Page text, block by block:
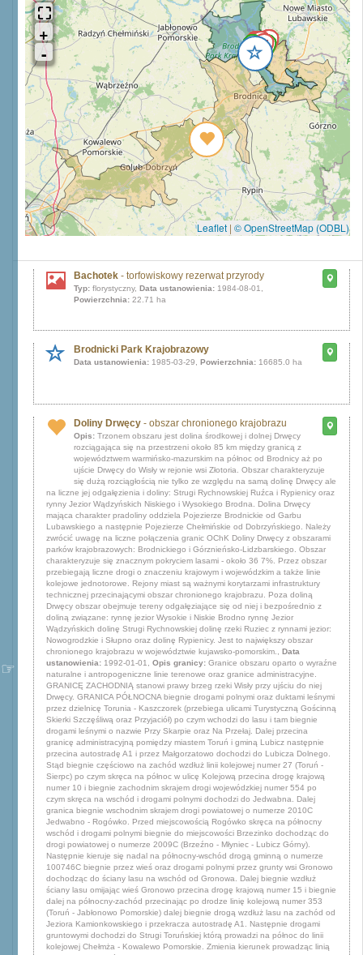
Leaflet | © OpenStreetMap (ODBL)
Bachotek - torfowiskowy rezerwat przyrody
Typ: florystyczny, Data ustanowienia: 1984-08-01,
Powierzchnia: 22.71 ha
Brodnicki Park Krajobrazowy
Data ustanowienia: 1985-03-29, Powierzchnia: 16685.0 ha
Doliny Drwęcy - obszar chronionego krajobrazu
Opis: Trzonem obszaru jest dolina środkowej i dolnej Drwęcy
rozciągająca się na przestrzeni około 85 km między granicą z
województwem warmińsko-mazurskim na północ od Brodnicy aż po
ujście Drwęcy do Wisły w rejonie wsi Złotoria. Obszar charakteryzuje
się dużą rozciągłością nie tylko ze względu na samą dolinę Drwęcy ale
na liczne jej odgałęzienia i doliny: Strugi Rychnowskiej Ruźca i Rypienicy oraz
rynny Jezior Wądzyńskich Niskiego i Wysokiego Brodna. Dolina Drwęcy
mająca charakter pradoliny oddziela Pojezierze Brodnickie od Garbu
Lubawskiego a następnie Pojezierze Chełmińskie od Dobrzyńskiego. Należy
zwrócić uwagę na liczne połączenia granic OChK Doliny Drwęcy z obszarami
parków krajobrazowych: Brodnickiego i Górznieńsko-Lidzbarskiego. Obszar
charakteryzuje się znacznym pokryciem lasami - około 36 7%. Przez obszar
przebiegają liczne drogi o znaczeniu krajowym i wojewódzkim a także linie
kolejowe jednotorowe. Rejony miast są ważnymi korytarzami infrastruktury
technicznej przecinającymi obszar chronionego krajobrazu. Poza doliną
Drwęcy obszar obejmuje tereny odgałęziające się od niej i bezpośrednio z
doliną związane: rynnę jezior Wysokie i Niskie Brodno rynnę Jezior
Wądzyńskich dolinę Strugi Rychnowskiej dolinę rzeki Ruziec z rynnami jezior:
Nowogrodzkie i Słupno oraz dolinę Rypienicy. Jest to największy obszar
chronionego krajobrazu w województwie kujawsko-pomorskim., Data
ustanowienia: 1992-01-01, Opis granicy: Granice obszaru oparto o wyraźne naturalne i antropogeniczne linie terenowe oraz granice administracyjne. GRANICĘ ZACHODNIĄ stanowi prawy brzeg rzeki Wisły przy ujściu do niej Drwęcy. GRANICA PÓŁNOCNA biegnie drogami polnymi oraz duktami leśnymi przez dzielnicę Torunia - Kaszczorek (przebiega ulicami Turystyczną Gościnną Skierki Szczęśliwą oraz Przyjaciół) po czym wchodzi do lasu i tam biegnie drogami leśnymi o nazwie Przy Skarpie oraz Na Przełaj. Dalej przecina granicę administracyjną pomiędzy miastem Toruń i gminą Lubicz następnie przecina autostradę A1 i przez Małgorzatowo dochodzi do Lubicza Dolnego. Stąd biegnie częściowo na zachód wzdłuż linii kolejowej numer 27 (Toruń - Sierpc) po czym skręca na północ w ulicę Kolejową przecina drogę krajową numer 10 i biegnie zachodnim skrajem drogi wojewódzkiej numer 554 po czym skręca na wschód i drogami polnymi dochodzi do Jedwabna. Dalej granica biegnie wschodnim skrajem drogi powiatowej o numerze 2010C Jedwabno - Rogówko. Przed miejscowością Rogówko skręca na północny wschód i drogami polnymi biegnie do miejscowości Brzezinko dochodząc do drogi powiatowej o numerze 2009C (Brzeźno - Młyniec - Lubicz Górny). Następnie kieruje się nadal na północny-wschód drogą gminną o numerze 100746C biegnie przez wieś oraz drogami polnymi przez grunty wsi Gronowo dochodząc do ściany lasu na wschód od Gronowa. Dalej biegnie wzdłuż ściany lasu omijając wieś Gronowo przecina drogę krajową numer 15 i biegnie dalej na północny-zachód przecinając po drodze linię kolejową numer 353 (Toruń - Jabłonowo Pomorskie) dalej biegnie drogą wzdłuż lasu na zachód od Jeziora Kamionkowskiego i przekracza autostradę A1. Następnie drogami gruntowymi dochodzi do Strugi Toruńskiej którą prowadzi na północ do linii kolejowej Chełmża - Kowalewo Pomorskie. Zmienia kierunek prowadząc linią kolejową na wschód. Następnie ponownie przekracza autostradę A1 i biegnie drogami. Początkowo biegnie z miejscowości Nowy Dwór do Wielkie Rychnowo drogą gminną o numerze 110123C by po chwili skręcić na południe i później na południowy wschód i drogami polnymi dojść do miejscowości Borówno i dalej prowadząc drogami polnymi oraz przez grunty wsi dochodzi do miejscowości Wielka Łąka skąd kieruje się nadal na południe drogą gminną o numerze 110110C dochodząc do miejscowości Pruska Łąka. Dalej prowadzi drogą powiatową o numerze 2105C Pruska Łąka - Gospodarstwo Rolne Szewa i polną drogą biegnąc nadal na zachód dochodzi do ściany lasu gdzie zmienia kierunek na północny i północny wschód przecinając grunty wsi Chełmonie i Gajewo. Dalej biegnie drogą gruntową na zachód do miejscowości Skępsk gdzie odbija w kierunku południowym i dochodzi do ściany lasu. Tutaj zmienia swój bieg na północno-wschodni i dochodzi do miejscowości Słuchaj. Dalej biegnie wzdłuż drogi powiatowej numer 2111C Słuchaj - Golub-Dobrzyń i ulicą Dworcową w Golubiu-Dobrzyniu skąd dochodzi do Lisewa. Tutaj zmienia swój bieg na północny i drogami polnymi przecinając linię kolejową z Golubia-Dobrzynia do Brodnicy dochodzi do miejscowości Owieczkowo. Stąd biegnie na północny zachód drogą gminną o numerze 110205C (Czerwonka - granica gminy - Dylewo) by w Dylewie dojść do drogi krajowej numer 15. Drogą krajową biegnie do miejscowości Kotkowizna i skręca na południe. Po minięciu miejscowości Kotkowizna na krótkim odcinku biegnie granicą gmin Golub-Dobrzyń i Dębowa Łąka. Na przecięciu granicy gminy z drogą gminną numer 110207C (Czerwonka - granica gminy - Głodowo) granica skręca na południe a następnie biegnąc polami i ciekiem na południowy-wschód dochodzi do miejscowości Sokoligóra. Przecina drogę wojewódzką numer 534 (Grudziądz - Wąbrzeźno - Golub-Dobrzyń - Rypin) i biegnie dalej na południowy - wschód drogą polną do wsi Gałczewo. Stąd biegnie drogami polnymi nadal w kierunku południowo-wschodnim docierając do drogi powiatowej numer 2114C (Gałczewko - Nowa Wieś - Golub-Dobrzyń) której wschodnim skrajem dociera aż do miejscowości Nowa Wieś. Stąd biegnie drogą gruntową w kierunku północno-zachodnim osiągając skraj lasu. Biegnie skrajem w kierunku północno-zachodnim przecinając po drodze linię kolejową Golub-Dobrzyń - Brodnica oraz granicę gmin Golub-Dobrzyń - Dębowa Łąka. Na pewnym odcinku biegnie współliniowo z granicą Obszaru Chronionego Krajobrazu "Zgniłka-Wieczno-Wronie". Biegnąc dalej skrajem lasu dochodzi do drogi krajowej numer 15. Biegnie południowym skrajem drogi na odcinku 0 5 kilometra po czym dalej w kierunku wschodnim opiera się o ścianę lasu. Dochodzi do drogi powiatowej numer 2115C (Wrocki - Golub-Dobrzyń) i kieruje się w stronę miejscowości Wrocki by po chwili skręcić na wschód w kierunku miejscowości Suwały. Dalej biegnie przez Suwały w kierunku północnym drogą Kujawa - Wrocki i skręca na wschód przecina ciek Kujawka i biegnie wzdłuż ściany lasu dochodząc do drogi powiatowej numer 2116C (Wrocki - Pusta Dąbrówka - Radziki Duże). Biegnie południowym skrajem drogi i skręca na południe w stronę Leśniczówki Cieszyny dochodząc do lasu gdzie zmienia swój bieg na południowo-wschodni biegnąc skrajem lasu i dochodzi do drogi gruntowej do wsi Pusta Dąbrówka. Z miejscowości Pusta Dąbrówka biegnie drogą powiatową numer 1826C (Bobrowo-Małki-Pusta Dąbrówka) przecina granicę między powiatami golubsko-dobrzyńskim i brodnickim i skręca na wschód w kierunku miejscowości Sławoszewy. Dalej biegnie w kierunku północno-wschodnim drogami polnymi przez grunty wsi Florencja Niewierz przecina ponownie drogę krajową numer 15 i dochodzi do linii kolejowej Golub-Dobrzyń - Brodnica. Biegnie linią kolejową po czym w miejscowości Chojno skręca na północ. Dalej biegnie drogami polnymi przez wieś Bobrowo Kolonia i dochodzi do miejscowości Bobrowo. Stąd biegnie w kierunku północno-zachodnim drogą gminną numer 080414C (Jabłonowo Pomorskie - Wądzyń - Bobrowo) i dochodzi do miejscowości Wądzyń gdzie skręca na zachód biegnąc wzdłuż lasu omija Jezioro Wądzyńskie i dochodzi do miejscowości Miłoszewy. Tutaj dochodzi do drogi wojewódzkiej numer 543 (Paparzyn - Radzyń Chełmiński - Jabłonowo Pomorskie - Grzybno - Szabda) którą biegnie 870 metrów w kierunku południowo-wschodnim i skręca w kierunku północno-wschodnim by drogą polną dojść do granicy Brodnickiego Parku Krajobrazowego. Granica terenu wyłączonego z Obszaru prowadzi drogą wojewódzką numer 543 Brodnica - Jabłonowo Pomorskie na odcinku Czekanowo - Grzybno. W miejscowości Grzybno zmienia swój bieg na południowy i biegnie drogami polnymi oraz przez grunty wsi omijając miejscowość Grzybno i Drużyny docierając ponownie do drogi wojewódzkiej numer 543. Tutaj po 440 metrach skręca na południe i biegnie drogą przez las przecinając linię kolejową dochodzi do drogi krajowej numer 15. Stąd biegnie 860 metrów w kierunku zachodnim po czym skręca na południe i drogami gruntowymi dochodzi do miejscowości Mszano. Dalej biegnie przez Mszano i drogą powiatową o numerze 1820C (Mszano-Szabda) dochodzi ponownie do drogi krajowej numer 15. Od drogi krajowej biegnie skrajem lasu na północ a następnie granicą między oddziałami leśnymi 228 i 229 dochodząc do linii kolejowej Golub-Dobrzyń - Brodnica opiera się o nią i biegnie na wschód. Dalej omija wieś Kruszynki i biegnie wzdłuż linii kolejowej Jabłonowo Pomorskie - Brodnica. Od Kruszyn Szlacheckich biegnie polami wsi Najmowo i od południa wchodzi do miejscowości Najmowo. Stąd ponownie prowadzi linią kolejową Jabłonowo Pomorskie - Brodnica i dochodzi w Czekanowie do drogi Brodnica - Jabłonowo Pomorskie. Dalszy odcinek granicy obszaru chronionego prowadzi od granicy Brodnickiego Parku Krajobrazowego na wschód od Zbiczna drogami polnymi i dalej na południe wzdłuż zachodniego skraju drogi powiatowej numer 1805C Zbiczno - Brodnica. Skręca na południe omijając Karbowo. 700 metrów przed lasem granica zmienia bieg na północno-zachodni a następnie biegnie drogami polnymi w kierunku północno-wschodnim. Dochodzi do Leśniczówki Karbowo i skręca na wschód dochodząc do ściany lasu. Stąd skręca na południe i biegnie w tym kierunku aż ponownie łączy się z granicą Brodnickiego Parku Krajobrazowego. Granica obszaru wyłączonego biegnie od Pokrzydowa- Wybudowania ścianą lasu a następnie drogą polną na południowy - wschód i na wschód omijając Jajkowo przecina drogę krajową numer 15 i na krótkim odcinku biegnie drogą gminną numer 080302C (Jajkowo - Świecie) by za PGR skręcić na północ. Ponownie przecina drogę krajową numer 15 i biegnie w kierunku północnym przecinając grunty miejscowości Kuligi. Obejmując pozostałości po PGR Kuligi granica biegnie na północny zachód przez grunty wsi Kuligi. Przecina linię kolejową Brodnica - Nowe Miasto Lubawskie i dalej gruntami dochodzi do drogi powiatowej numer 1825C (Bobrowo - Zbiczno - Jajkowo). Skręca na zachód i biegnie centralną ulicą Pokrzydowa dochodząc do miejsca w którym rozpoczął się teren wyłączony. Dalej granica biegnie po granicy Brodnickiego Parku Krajobrazowego aż do przysiółka Czyste Błota. Stąd granica biegnie granicą pomiędzy województwami kujawsko-pomorskim i warmińsko-mazurskim. GRANICA WSCHODNIA rozpoczyna swój bieg od przecięcia z drogą krajową numer 15 w miejscowości Głęboczek Wielki. Dalej biegnie południowym skrajem drogi gminnej numer 080309C (Wielki Głęboczek do drogi 1808C) i przez miejscowość Brzozie. Dalszy bieg granicy przebiega drogą powiatową numer 1809C (Brzozie - Sugajno - gr. woj. - [Mroczno]) aż do miejscowości Sugajno. Stąd skręca na południowy wschód i biegnie drogą gminną numer 080323C (Sugajno - Wielkie Leźno) aż osiąga granicę Górznieńsko-Lidzbarskiego Parku Krajobrazowego. GRANICA POŁUDNIOWA rozpoczyna się we wsi Zaborowo skąd prowadzi drogą gminną numer 080707C (Zaborowo - Miesiączkowo) i dalej na północ drogą powiatową numer 1831C z miejscowości Miesiączkowo do miejscowości Bartniczka docierając do drogi wojewódzkiej numer 544 (Brodnica - Lidzbark Welski). Następnie biegnie północną krawędzią tej drogi na zachód i za wsią Łaszewo skręca na północ po czym biegnie drogami polnymi oraz wzdłuż linii elektroenergetycznej wysokiego napięcia by dojść ponownie do